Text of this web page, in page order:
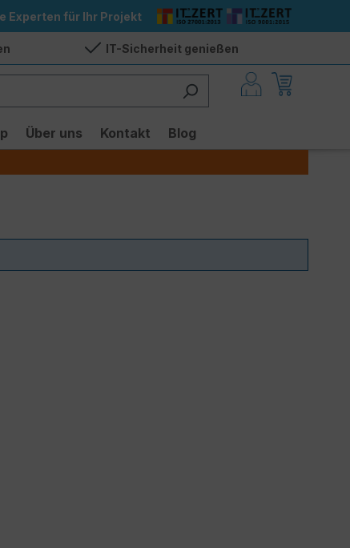
Experten für Ihr Projekt
IT-Sicherheit genießen
Über uns Kontakt Blog